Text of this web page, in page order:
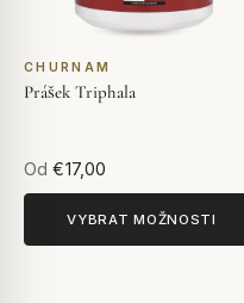
CHURNAM
Prášek Triphala
Od €17,00
VYBRAT MOŽNOSTI